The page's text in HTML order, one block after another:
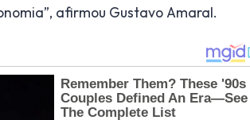
afirmou Gustavo Amaral.